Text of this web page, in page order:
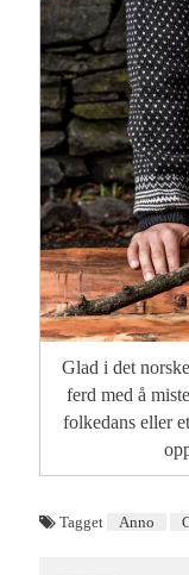
Glad i det
ferd med å
folkedans eller
Tagget Anno